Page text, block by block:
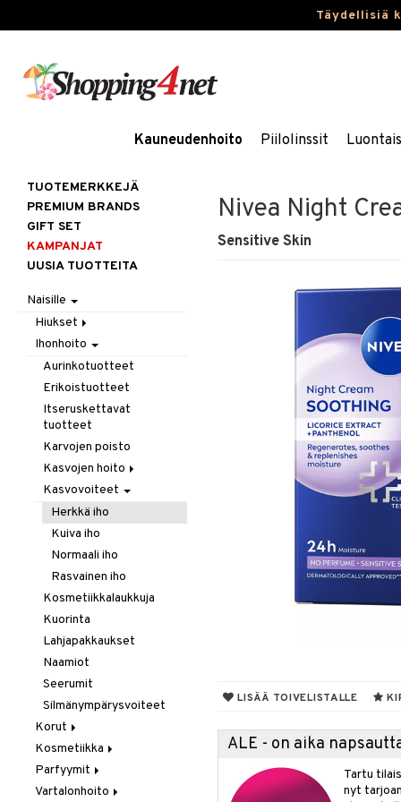
Täydellisiä
Kauneudenhoito Piilolinssit
Nivea Night
Sensitive Skin
LISÄÄ TOIVELISTALLE
ALE - on aika
Tartu
nyt
TUOTEMERKKEJÄ
PREMIUM BRANDS
GIFT SET
KAMPANJAT
UUSIA TUOTTEITA
Naisille
Hiukset
Gift Set
Harjat / Kammat
Hiuskuurit
Hiustenlähtö
Hiusväri
Hoitoaineet
Koristeita
Kuivashamppoo
Leave-in hoitoaine
Muotoilu
Hiussuihkeet
Kiharat
Kiilto & Antifrizz
Lämpösuojat
Tuuheuttavat tuotteet
Vaha & Geeli
Sähkölaitteet
Sampoot
Tehohoitoa
Ihonhoito
Aurinkotuotteet
Erikoistuotteet
Itseruskettavat
tuotteet
Karvojen poisto
Kasvojen hoito
Kasvovesi
Puhdistus
Silmämeikinpoisto
Kasvovoiteet
Herkkä iho
Kuiva iho
Normaali iho
Rasvainen iho
Kosmetiikkalaukkuja
Kuorinta
Lahjapakkaukset
Naamiot
Seerumit
Silmänympärysvoiteet
Korut
Kaulakorut
Korvakorut
Rannekorut
Kosmetiikka
Gift Set
Huulet
Parfyymit
Eau de cologne
Vartalonhoito